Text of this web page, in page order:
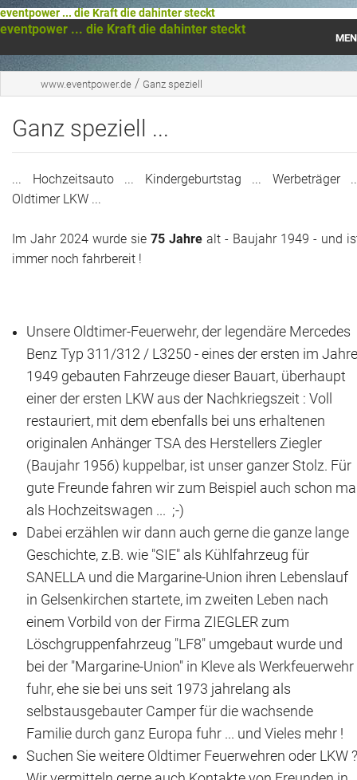
eventpower ... die Kraft die dahinter steckt
eventpower ... die Kraft die dahinter steckt
Startseite
Das war 2021
Das war 2020
Das war 2018
Das war 2016
Das war 2015
Das war 2014
Das war 2013
Das war 2012
Das war 2011
Das war 2010
Das war 2009
eventpower World
Services + Locations
Projekte + Kunden
Historie + Gegenwart
www.eventpower.de / Ganz speziell
Ganz speziell ...
... Hochzeitsauto ... Kindergeburtstag ... Werbeträger
Oldtimer LKW ...
Im Jahr 2024 wurde sie 75 Jahre alt - Baujahr 1949 - und
immer noch fahrbereit !
Unsere Oldtimer-Feuerwehr, der legendäre Mercedes
Benz Typ 311/312 / L3250 - eines der ersten im Jahre
1949 gebauten Fahrzeuge dieser Bauart, überhaupt
einer der ersten LKW aus der Nachkriegszeit : Voll
restauriert, mit dem ebenfalls bei uns erhaltenen
originalen Anhänger TSA des Herstellers Ziegler
(Baujahr 1956) kuppelbar, ist unser ganzer Stolz. Für
gute Freunde fahren wir zum Beispiel auch schon
als Hochzeitswagen ... ;-)
Dabei erzählen wir dann auch gerne die ganze lange
Geschichte, z.B. wie "SIE" als Kühlfahrzeug für
SANELLA und die Margarine-Union ihren Lebenslauf
in Gelsenkirchen startete, im zweiten Leben nach
einem Vorbild von der Firma ZIEGLER zum
Löschgruppenfahrzeug "LF8" umgebaut wurde und
bei der "Margarine-Union" in Kleve als Werkfeuerwehr
fuhr, ehe sie bei uns seit 1973 jahrelang als
selbstausgebauter Camper für die wachsende
Familie durch ganz Europa fuhr ... und Vieles mehr !
Suchen Sie weitere Oldtimer Feuerwehren oder LKW ?